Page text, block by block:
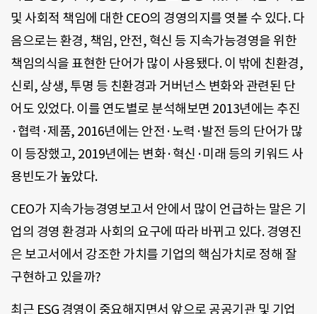
및 사회적 책임에 대한 CEO의 경영의지를 엿볼 수 있다. 다
음으로는 환경, 책임, 안전, 혁신 등 지속가능경영을 위한
책임의식을 표현한 단어가 많이 사용됐다. 이 밖에 친환경,
신뢰, 상생, 투명 등 친환경과 거버넌스 변화와 관련된 단
어도 있었다. 이를 연도별로 분석해보면 2013년에는 추진
·협력·제품, 2016년에는 안전·노력·발전 등의 단어가 많
이 등장했고, 2019년에는 변화·혁신·미래 등의 키워드 사
용빈도가 높았다.
CEO가 지속가능경영보고서 안에서 많이 언급하는 말은 기
업의 경영 환경과 사회의 요구에 따라 바뀌고 있다. 경영진
은 보고서에서 강조한 가치를 기업의 핵심가치로 정해 잘
구현하고 있을까?
최근 ESG 경영이 중요해지면서 앞으로 공공기관 및 기업